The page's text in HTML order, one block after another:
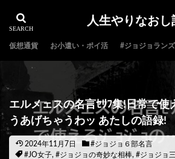
人生やりなおし
仮想通貨 お小遣い・ポイ活 #ジョジョランズ
エルメェスの名言ｾﾘﾌ集!日常で使
うあげちゃうわッ あたしの語録!
2024年11月7日
#ジョジョ６部名言
#JO女子, #ジョジョの奇妙な相棒, #ジョジョ